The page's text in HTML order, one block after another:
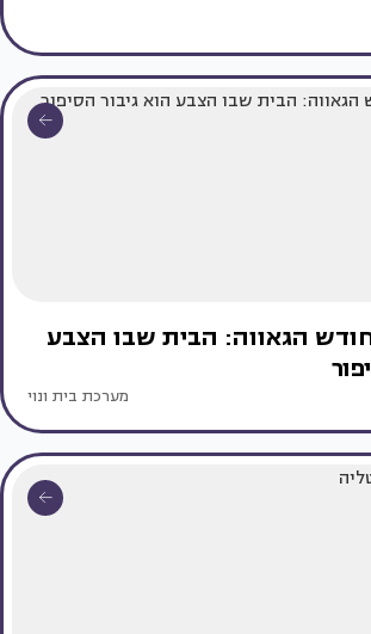
הגאווה: הבית שבו הצבע
מערכת בית ונוי